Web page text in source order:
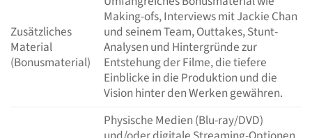
Zusätzliches
Material
(Bonusmaterial)
Making-ofs, Interviews mit Jackie Chan
und seinem Team, Outtakes, Stunt-
Analysen und Hintergründe zur
Entstehung der Filme, die tiefere
Einblicke in die Produktion und die
Vision hinter den Werken gewähren.
Physische Medien (Blu-ray/DVD)